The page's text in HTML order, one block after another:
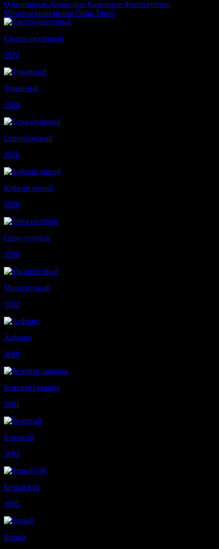
Однотонные Древесные Каменные Фантазийные
Металлизированные Clean Touch
Светло-песочный
3522
Туманный
3524
Серо-бежевый
3526
Кобальт синий
3528
Серо-голубой
3530
Малахитовый
3532
Асфальт
3689
Бежевая саванна
3691
Бежевый
3693
Белый 016
3695
Белый